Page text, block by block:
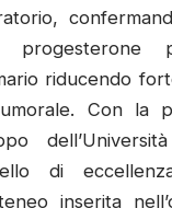
progesterone
riducendo
Con la
di
inserita